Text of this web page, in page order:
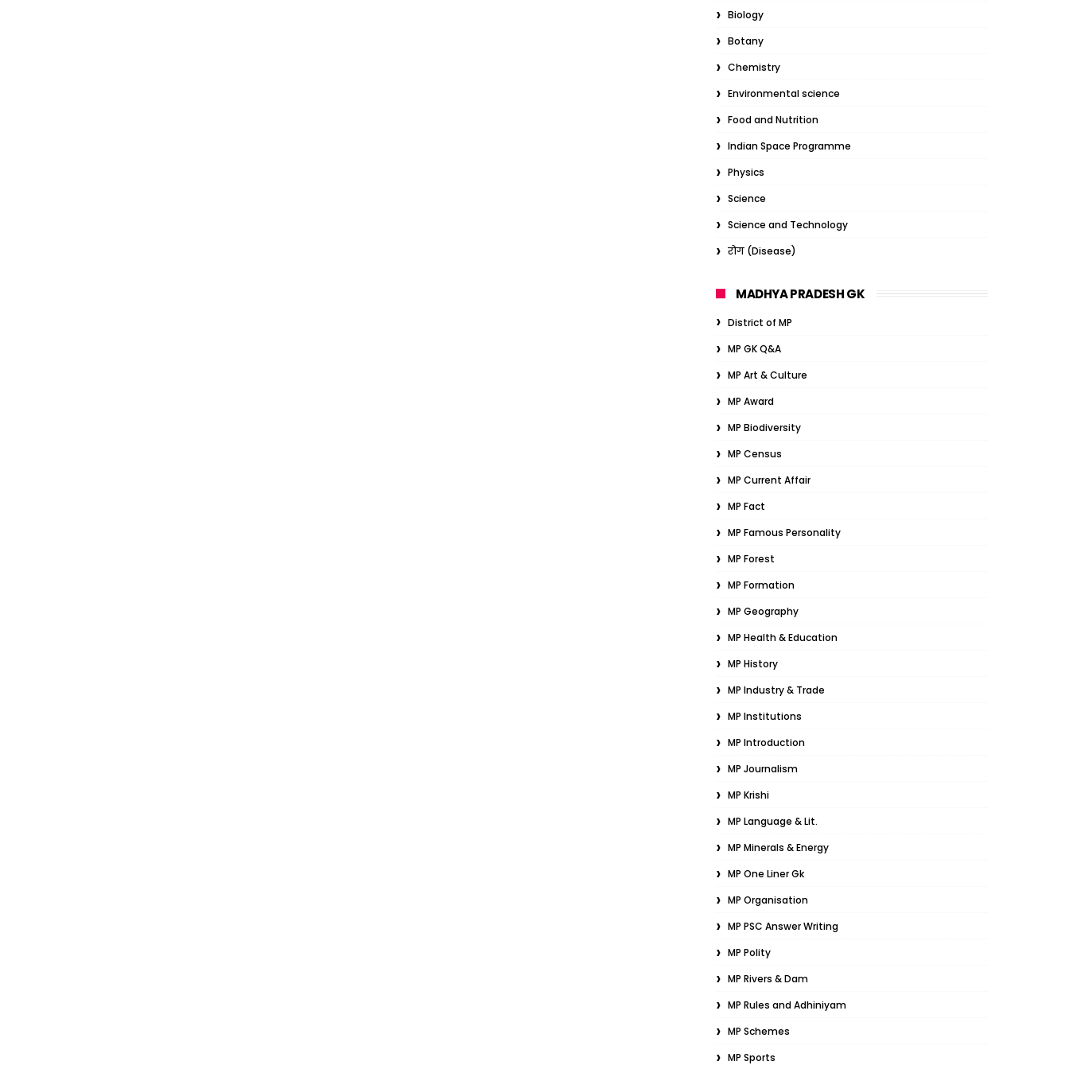
Biology
Botany
Chemistry
Environmental science
Food and Nutrition
Indian Space Programme
Physics
Science
Science and Technology
रोग (Disease)
MADHYA PRADESH GK
District of MP
MP GK Q&A
MP Art & Culture
MP Award
MP Biodiversity
MP Census
MP Current Affair
MP Fact
MP Famous Personality
MP Forest
MP Formation
MP Geography
MP Health & Education
MP History
MP Industry & Trade
MP Institutions
MP Introduction
MP Journalism
MP Krishi
MP Language & Lit.
MP Minerals & Energy
MP One Liner Gk
MP Organisation
MP PSC Answer Writing
MP Polity
MP Rivers & Dam
MP Rules and Adhiniyam
MP Schemes
MP Sports